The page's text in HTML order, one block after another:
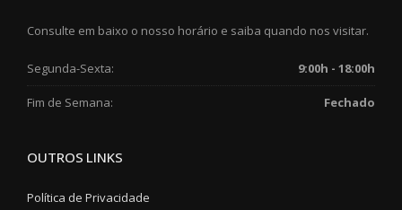
Consulte em baixo o nosso horário e saiba quando nos visitar.
Segunda-Sexta: 9:00h - 18:00h
Fim de Semana: Fechado
OUTROS LINKS
Política de Privacidade